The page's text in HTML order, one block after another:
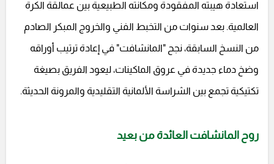
استعادة هيبته المفقودة ومكانته الطبيعية بين عمالقة الكرة
العالمية. بعد سنوات من التخبط الفني والخروج المبكر الصادم
من النسخ السابقة، نجح "المانشافت" في إعادة ترتيب أوراقه
وضخ دماء جديدة في عروق الماكينات، ليعود الفريق بصيغة
تكتيكية تجمع بين الشراسة الألمانية التقليدية والمرونة الحديثة.
روح المانشافت العائدة من بعيد